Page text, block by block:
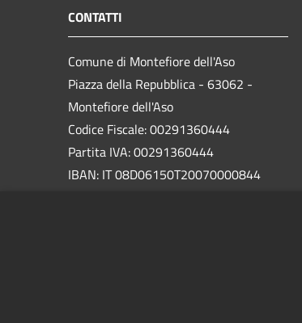
CONTATTI
Comune di Montefiore dell'Aso
Piazza della Repubblica - 63062 -
Montefiore dell'Aso
Codice Fiscale: 00291360444
Partita IVA: 00291360444
IBAN: IT 08D06150T20070000844